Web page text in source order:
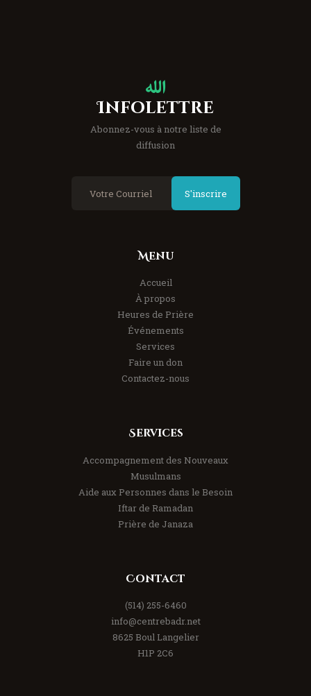
Infolettre
Abonnez-vous à notre liste de
diffusion
S'inscrire
Menu
Accueil
À propos
Heures de Prière
Événements
Services
Faire un don
Contactez-nous
Services
Accompagnement des Nouveaux
Musulmans
Aide aux Personnes dans le Besoin
Iftar de Ramadan
Prière de Janaza
Contact
(514) 255-6460
info@centrebadr.net
8625 Boul Langelier
H1P 2C6